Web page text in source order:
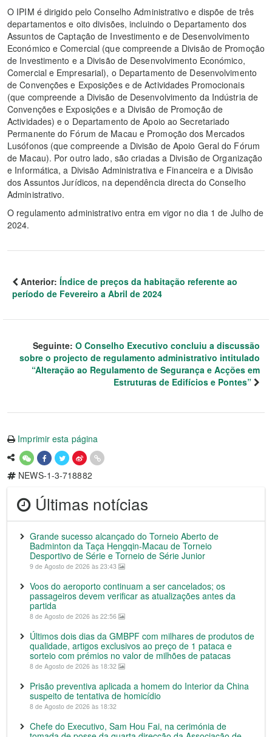
O IPIM é dirigido pelo Conselho Administrativo e dispõe de três
departamentos e oito divisões, incluindo o Departamento dos
Assuntos de Captação de Investimento e de Desenvolvimento
Económico e Comercial (que compreende a Divisão de Promoção
de Investimento e a Divisão de Desenvolvimento Económico,
Comercial e Empresarial), o Departamento de Desenvolvimento
de Convenções e Exposições e de Actividades Promocionais
(que compreende a Divisão de Desenvolvimento da Indústria de
Convenções e Exposições e a Divisão de Promoção de
Actividades) e o Departamento de Apoio ao Secretariado
Permanente do Fórum de Macau e Promoção dos Mercados
Lusófonos (que compreende a Divisão de Apoio Geral do Fórum
de Macau). Por outro lado, são criadas a Divisão de Organização
e Informática, a Divisão Administrativa e Financeira e a Divisão
dos Assuntos Jurídicos, na dependência directa do Conselho
Administrativo.
O regulamento administrativo entra em vigor no dia 1 de Julho de
2024.
Anterior: Índice de preços da habitação referente ao
período de Fevereiro a Abril de 2024
Seguinte: O Conselho Executivo concluiu a discussão
sobre o projecto de regulamento administrativo intitulado
“Alteração ao Regulamento de Segurança e Acções em
Estruturas de Edifícios e Pontes”
Imprimir esta página
NEWS-1-3-718882
Últimas notícias
Grande sucesso alcançado do Torneio Aberto de
Badminton da Taça Hengqin-Macau de Torneio
Desportivo de Série e Torneio de Série Junior
9 de Agosto de 2026 às 23:43
Voos do aeroporto continuam a ser cancelados; os
passageiros devem verificar as atualizações antes da
partida
8 de Agosto de 2026 às 22:56
Últimos dois dias da GMBPF com milhares de produtos de
qualidade, artigos exclusivos ao preço de 1 pataca e
sorteio com prémios no valor de milhões de patacas
8 de Agosto de 2026 às 18:32
Prisão preventiva aplicada a homem do Interior da China
suspeito de tentativa de homicídio
8 de Agosto de 2026 às 18:32
Chefe do Executivo, Sam Hou Fai, na cerimónia de